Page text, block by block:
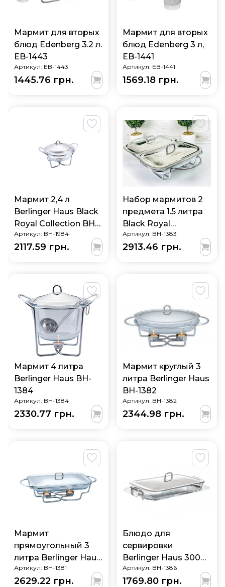
Мармит для вторых
блюд Edenberg 3.2 л.
EB-1443
Артикул: EB-1443
1445.76 грн.
Мармит для вторых
блюд Edenberg 3 л,
EB-1441
Артикул: EB-1441
1569.18 грн.
Мармит 2,4 л
Berlinger Haus Black
Royal Collection BH-
1984
Артикул: BH-1984
2117.59 грн.
Набор мармитов 2
предмета 1.5 литра
Black Royal
Collection Berlinger
Haus BH-1383
Артикул: BH-1383
2913.46 грн.
Мармит 4 литра
Berlinger Haus BH-
1384
Артикул: BH-1384
2330.77 грн.
Мармит круглый 3
литра Berlinger Haus
BH-1382
Артикул: BH-1382
2344.98 грн.
Мармит
прямоугольный 3
литра Berlinger Haus
BH-1381
Артикул: BH-1381
2629.22 грн.
Блюдо для
сервировки
Berlinger Haus 3000
мл BH-1386
Артикул: BH-1386
1769.80 грн.